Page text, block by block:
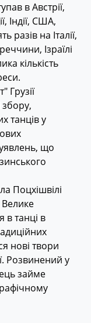
в Австрії,
Індії, США,
разів на Італії,
Ізраїлі
кількість
Грузії
збору,
танців у
що
Поцхішвілі
танці в
нові твори
Розвинений у
займе